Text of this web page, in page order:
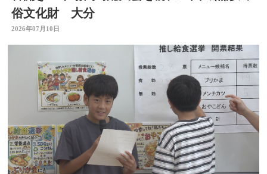
俗文化財 大分
2026年07月10日